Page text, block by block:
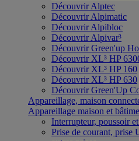
Découvrir Alptec
Découvrir Alpimatic
Découvrir Alpibloc
Découvrir Alpivar³
Découvrir Green'up
Découvrir XL³ HP
Découvrir XL³ HP 160
Découvrir XL³ HP 630
Découvrir Green'Up
Appareillage, maison
Appareillage maison et
Interrupteur, poussoir
Prise de courant, prise